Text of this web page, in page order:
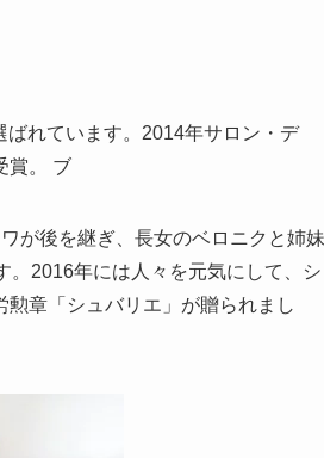
れています。2014年サロン・デ
賞。 ブ
が後を継ぎ、長女のベロニクと姉妹
。2016年には人々を元気にして、シ
章「シュバリエ」が贈られまし